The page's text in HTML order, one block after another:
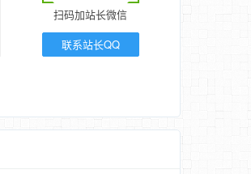
扫码加站长微信
联系站长QQ